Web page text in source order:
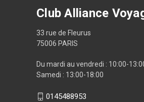
Club Alliance
33 rue de Fleurus
75006 PARIS
Du mardi au vendredi : 10:00-
Samedi : 13:00-18:00
0145488953